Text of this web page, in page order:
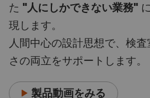
た "人にしかできない業務"
現します。
人間中心の設計思想で、検
さの両立をサポートします。
製品動画をみる